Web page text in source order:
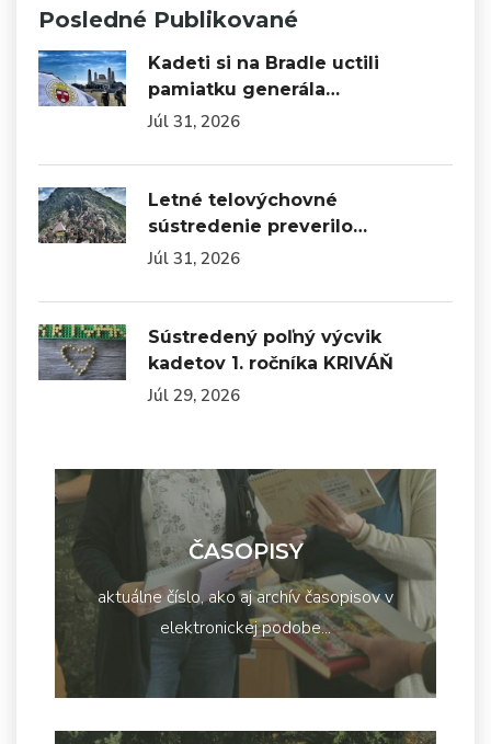
Posledné Publikované
Kadeti si na Bradle uctili
pamiatku generála…
Júl 31, 2026
Letné telovýchovné
sústredenie preverilo…
Júl 31, 2026
Sústredený poľný výcvik
kadetov 1. ročníka KRIVÁŇ
Júl 29, 2026
ČASOPISY
aktuálne číslo, ako aj archív časopisov v
elektronickej podobe...